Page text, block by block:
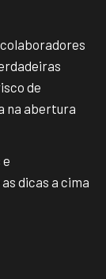
de
na abertura
dicas a cima